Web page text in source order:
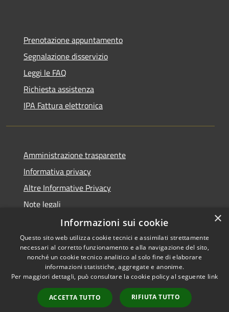
Prenotazione appuntamento
Segnalazione disservizio
Leggi le FAQ
Richiesta assistenza
IPA Fattura elettronica
Amministrazione trasparente
Informativa privacy
Altre Informative Privacy
Note legali
Dichiarazione di accessibilità
RSS
Accessibilità
Copyright © 2026 • Comune di
Municipium•
Accesso
redazione
×
Informazioni sui cookie
Questo sito web utilizza cookie tecnici e assimilati strettamente
necessari al corretto funzionamento e alla navigazione del sito,
nonché un cookie tecnico analitico al solo fine di elaborare
informazioni statistiche, aggregate e anonime.
Per maggiori dettagli, può consultare la cookie policy al seguente link
ACCETTA TUTTO RIFIUTA TUTTO